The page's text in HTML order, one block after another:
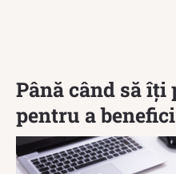
Până când să
pentru a